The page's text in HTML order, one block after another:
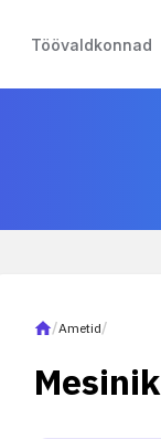
Töövaldkonnad
/Ametid/
Mesinik